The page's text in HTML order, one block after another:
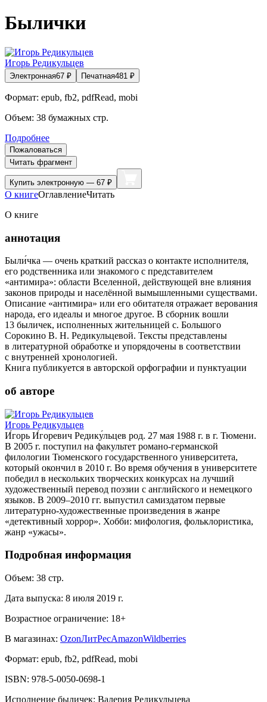
Былички
Игорь Редикульцев
Электронная67 ₽ Печатная481 ₽
Формат: epub, fb2, pdfRead, mobi
Объем: 38 бумажных стр.
Подробнее
Пожаловаться
Читать фрагмент
Купить электронную — 67 ₽
О книгеОглавлениеЧитать
О книге
аннотация
Были́чка — очень краткий рассказ о контакте исполнителя,
его родственника или знакомого с представителем
«антимира»: области Вселенной, действующей вне влияния
законов природы и населённой вымышленными существами.
Описание «антимира» или его обитателя отражает верования
народа, его идеалы и многое другое. В сборник вошли
13 быличек, исполненных жительницей с. Большого
Сорокино В. Н. Редикульцевой. Тексты представлены
в литературной обработке и упорядочены в соответствии
с внутренней хронологией.
Книга публикуется в авторской орфографии и пунктуации
об авторе
Игорь Редикульцев
И́горь И́горевич Редику́льцев род. 27 мая 1988 г. в г. Тюмени.
В 2005 г. поступил на факультет романо-германской
филологии Тюменского государственного университета,
который окончил в 2010 г. Во время обучения в университете
победил в нескольких творческих конкурсах на лучший
художественный перевод поэзии с английского и немецкого
языков. В 2009–2010 гг. выпустил самиздатом первые
литературно-художественные произведения в жанре
«детективный хоррор». Хобби: мифология, фольклористика,
жанр «ужасы».
Подробная информация
Объем: 38 стр.
Дата выпуска: 8 июля 2019 г.
Возрастное ограничение: 18+
В магазинах: OzonЛитРесAmazonWildberries
Формат: epub, fb2, pdfRead, mobi
ISBN: 978-5-0050-0698-1
Исполнение быличек: Валерия Редикульцева